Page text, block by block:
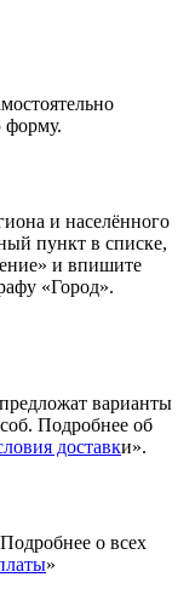
форму.
и населённого
пункт в списке,
и впишите
«Город».
варианты
Подробнее об
доставки».
о всех
»